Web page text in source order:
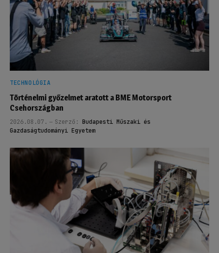
TECHNOLÓGIA
Történelmi győzelmet aratott a BME Motorsport
Csehországban
2026.08.07. Szerző: Budapesti Műszaki és
Gazdaságtudományi Egyetem